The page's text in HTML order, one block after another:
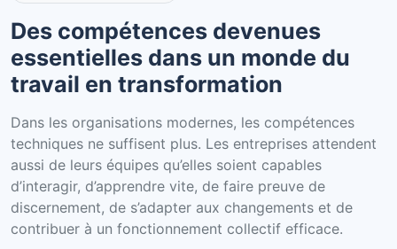
Des compétences devenues
essentielles dans un monde du
travail en transformation
Dans les organisations modernes, les compétences
techniques ne suffisent plus. Les entreprises attendent
aussi de leurs équipes qu’elles soient capables
d’interagir, d’apprendre vite, de faire preuve de
discernement, de s’adapter aux changements et de
contribuer à un fonctionnement collectif efficace.